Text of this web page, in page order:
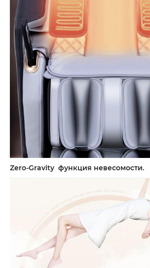
Zero-Gravity функция невесомости.